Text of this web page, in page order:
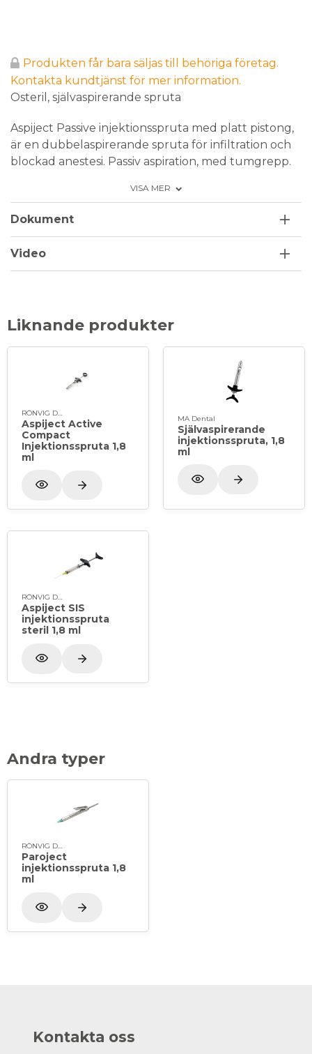
Produkten får bara säljas till behöriga företag.
Kontakta kundtjänst för mer information.
Osteril, självaspirerande spruta
Aspiject Passive injektionsspruta med platt pistong,
är en dubbelaspirerande spruta för infiltration och
blockad anestesi. Passiv aspiration, med tumgrepp.
ml och plastgängade dentalkanyler av standardtyp,
kanalgänga M6 (undvik metallgängor). Sprutan
användning, genom autoklavering 134°C i minst 3
minuter.
VISA MER
Dokument
Video
Liknande produkter
Aspiject Active
Compact
Injektionsspruta 1,8
ml
MA Dental
Självaspirerande
injektionsspruta, 1,8
ml
RÖNVIG Dental
Aspiject SIS
injektionsspruta
steril 1,8 ml
Andra typer
RÖNVIG Dental
Paroject
injektionsspruta 1,8
ml
Kontakta oss